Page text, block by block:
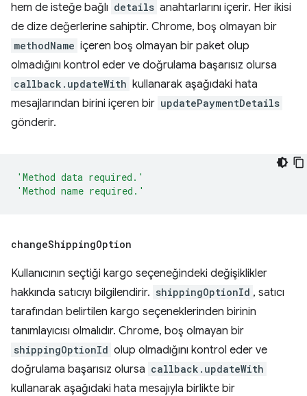
hem de isteğe bağlı details anahtarlarını içerir. Her ikisi
de dize değerlerine sahiptir. Chrome, boş olmayan bir
methodName içeren boş olmayan bir paket olup
olmadığını kontrol eder ve doğrulama başarısız olursa
callback.updateWith kullanarak aşağıdaki hata
mesajlarından birini içeren bir updatePaymentDetails
gönderir.
'Method data required.'
'Method name required.'
changeShippingOption
Kullanıcının seçtiği kargo seçeneğindeki değişiklikler
hakkında satıcıyı bilgilendirir. shippingOptionId , satıcı
tarafından belirtilen kargo seçeneklerinden birinin
tanımlayıcısı olmalıdır. Chrome, boş olmayan bir
shippingOptionId olup olmadığını kontrol eder ve
doğrulama başarısız olursa callback.updateWith
kullanarak aşağıdaki hata mesajıyla birlikte bir